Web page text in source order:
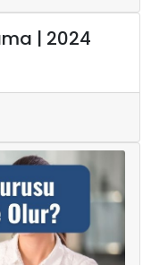
| 2024